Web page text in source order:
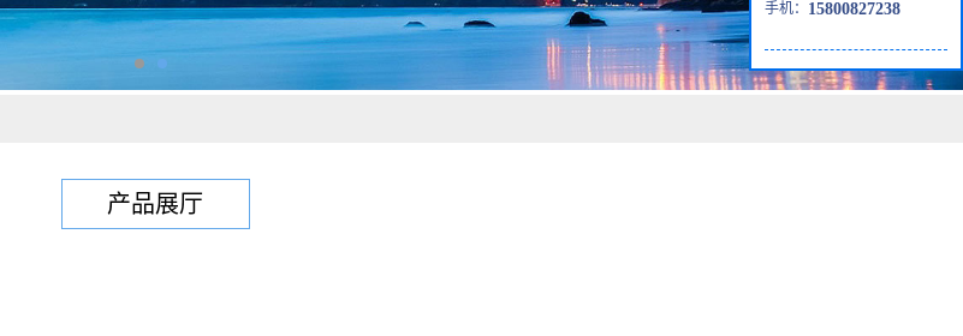
产品展厅
手机： 15800827238